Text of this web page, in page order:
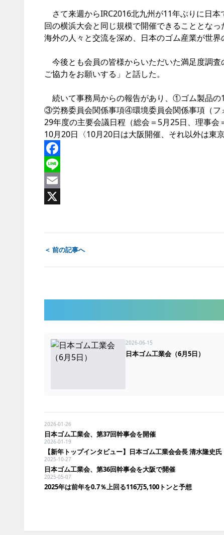
さて来週からIRC2016北九州が11年ぶりに日
回の横浜大会と同じ規模で開催できることとな
海外の人々と交流を深め、日本のゴム産業が世界
今後とも会員の皆様からいただいた満足度調
ご協力をお願いする」と話した。
続いて事務局からの報告があり、①ゴム製品
③労務委員会関係事項④環境委員会関係事項（
29年度の主要会議日程（総会＝5月25日、理事会
10月20日〈10月20日は大阪開催、それ以外は東
Facebook
Line
Email
＜ 前の記事へ
2026-06-15
日本ゴム工業会（6月5日）
2026-01-26
日本ゴム工業会、第37回幹事会を開催
2026-01-19
【新年トップインタビュー】日本ゴム工業会会長 清水隆史氏
2025-10-27
日本ゴム工業会、第36回幹事会を大阪で開催
2025-05-07
2025年は前年を0.7％上回る116万5,100トンと予想